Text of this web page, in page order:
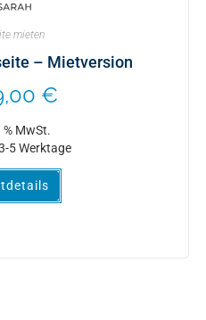
mieten
– Mietversion
€
% MwSt.
5 Werktage